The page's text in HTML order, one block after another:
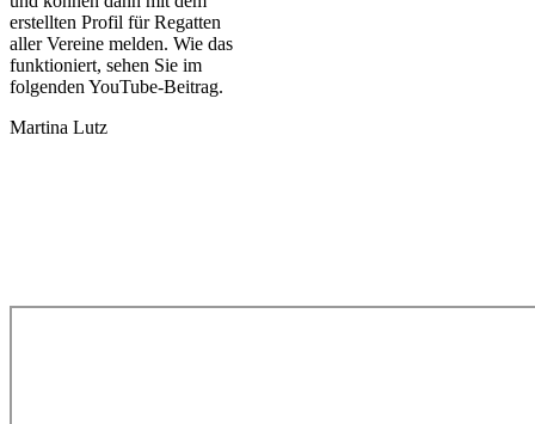
erstellten Profil für Regatten
aller Vereine melden. Wie das
funktioniert, sehen Sie im
folgenden YouTube-Beitrag.
Martina Lutz